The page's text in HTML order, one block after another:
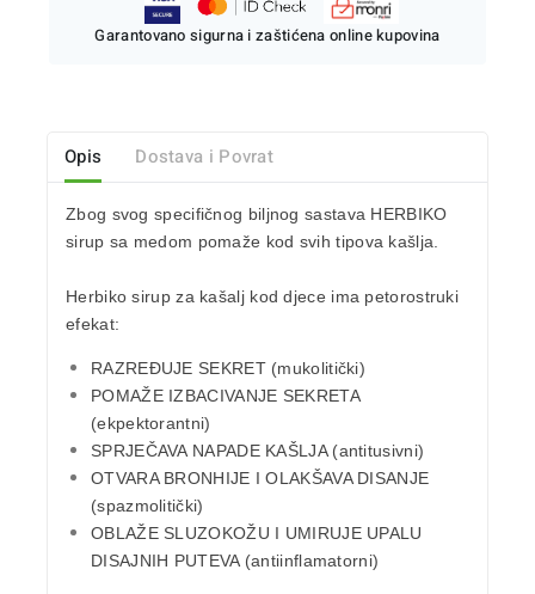
Garantovano sigurna i zaštićena online kupovina
Opis Dostava i Povrat
Zbog svog specifičnog biljnog sastava HERBIKO
sirup sa medom pomaže kod svih tipova kašlja.
Herbiko sirup za kašalj kod djece ima petorostruki
efekat:
RAZREĐUJE SEKRET (mukolitički)
POMAŽE IZBACIVANJE SEKRETA
(ekpektorantni)
SPRJEČAVA NAPADE KAŠLJA (antitusivni)
OTVARA BRONHIJE I OLAKŠAVA DISANJE
(spazmolitički)
OBLAŽE SLUZOKOŽU I UMIRUJE UPALU
DISAJNIH PUTEVA (antiinflamatorni)